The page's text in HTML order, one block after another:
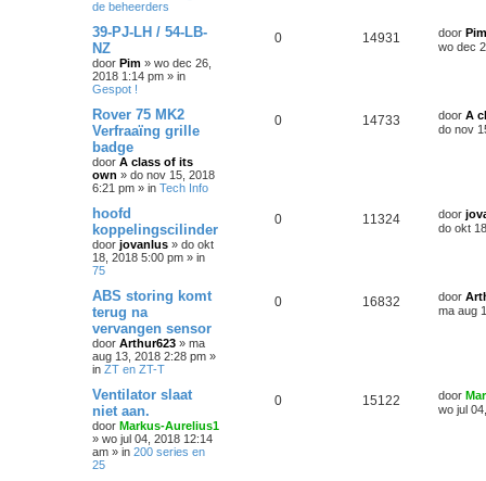
de beheerders
39-PJ-LH / 54-LB-
NZ
door Pim » wo dec 26,
2018 1:14 pm » in
Gespot !
0 14931 door Pim
wo dec
Rover 75 MK2
Verfraaïng grille
badge
door A class of its
own » do nov 15, 2018
6:21 pm » in Tech Info
0 14733 door A
do nov
hoofd
koppelingscilinder
door jovanlus » do okt
18, 2018 5:00 pm » in
75
0 11324 door
do okt
ABS storing komt
terug na
vervangen sensor
door Arthur623 » ma
aug 13, 2018 2:28 pm »
in ZT en ZT-T
0 16832 door
ma aug
Ventilator slaat
niet aan.
door Markus-Aurelius1
» wo jul 04, 2018 12:14
am » in 200 series en
25
0 15122 door
wo jul